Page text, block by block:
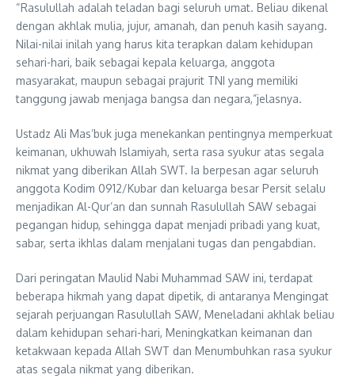
“Rasulullah adalah teladan bagi seluruh umat. Beliau dikenal
dengan akhlak mulia, jujur, amanah, dan penuh kasih sayang.
Nilai-nilai inilah yang harus kita terapkan dalam kehidupan
sehari-hari, baik sebagai kepala keluarga, anggota
masyarakat, maupun sebagai prajurit TNI yang memiliki
tanggung jawab menjaga bangsa dan negara,”jelasnya.
Ustadz Ali Mas’buk juga menekankan pentingnya memperkuat
keimanan, ukhuwah Islamiyah, serta rasa syukur atas segala
nikmat yang diberikan Allah SWT. Ia berpesan agar seluruh
anggota Kodim 0912/Kubar dan keluarga besar Persit selalu
menjadikan Al-Qur’an dan sunnah Rasulullah SAW sebagai
pegangan hidup, sehingga dapat menjadi pribadi yang kuat,
sabar, serta ikhlas dalam menjalani tugas dan pengabdian.
Dari peringatan Maulid Nabi Muhammad SAW ini, terdapat
beberapa hikmah yang dapat dipetik, di antaranya Mengingat
sejarah perjuangan Rasulullah SAW, Meneladani akhlak beliau
dalam kehidupan sehari-hari, Meningkatkan keimanan dan
ketakwaan kepada Allah SWT dan Menumbuhkan rasa syukur
atas segala nikmat yang diberikan.